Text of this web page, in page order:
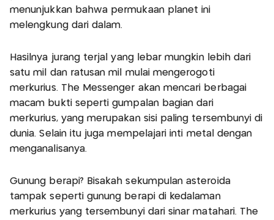
menunjukkan bahwa permukaan planet ini
melengkung dari dalam.
Hasilnya jurang terjal yang lebar mungkin lebih dari
satu mil dan ratusan mil mulai mengerogoti
merkurius. The Messenger akan mencari berbagai
macam bukti seperti gumpalan bagian dari
merkurius, yang merupakan sisi paling tersembunyi di
dunia. Selain itu juga mempelajari inti metal dengan
menganalisanya.
Gunung berapi? Bisakah sekumpulan asteroida
tampak seperti gunung berapi di kedalaman
merkurius yang tersembunyi dari sinar matahari. The